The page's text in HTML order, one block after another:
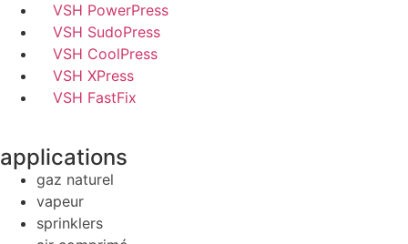
VSH PowerPress
VSH SudoPress
VSH CoolPress
VSH XPress
VSH FastFix
applications
gaz naturel
vapeur
sprinklers